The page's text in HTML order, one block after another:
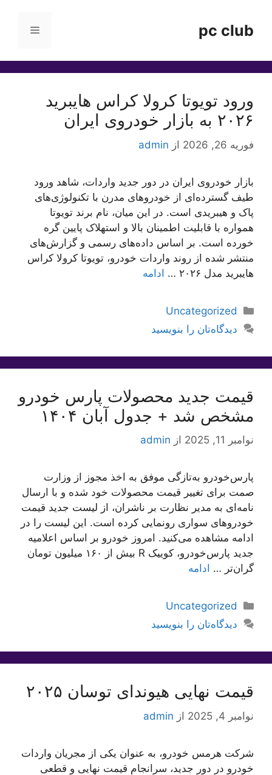
محتواpc club فهرست
ورود تویوتا کرولا کراس هایبرید
۲۰۲۶ به بازار خودروی ایران
فوریه 26, 2026 از admin
بازار خودروی ایران در دور جدید واردات، شاهد ورود
طیف گسترده‌ای از خودروهای مدرن با تکنولوژی‌های
پاک و هیبریدی است. در این میان، نام برند تویوتا
همواره با قابلیت اطمینان بالا و استهلاک پایین گره
خورده است. بر اساس داده‌های رسمی و گزارش‌های
منتشر شده از روند واردات خودرو، تویوتا کرولا کراس
هایبرید مدل ۲۰۲۶ …
ادامه
دسته‌ها
Uncategorized
دیدگاه‌تان را بنویسید
قیمت جدید محصولات پارس خودرو
مشخص شد + جدول آبان ۱۴۰۴
نوامبر 11, 2025 از admin
پارس‌خودرو به‌تازگی موفق به اخذ مجوز از وزارت
صمت برای تغییر قیمت محصولات خود شده و با ارسال
نامه‌ای به مدیر نظارت بر ناشران، از لیست جدید قیمت
خودروهای سواری رونمایی کرده است. این لیست را در
ادامه مشاهده می‌کنید. امروز خودرو بر اساس اعلامیه
جدید پارس‌خودرو، کوییک R بیش از ۱۶۰ میلیون تومان
گران‌تر … ادامه
دسته‌ها
Uncategorized
دیدگاه‌تان را بنویسید
قیمت نهایی هیوندای توسان ۲۰۲۵
نوامبر 4, 2025 از admin
شرکت هرمس خودرو، به عنوان یکی از مجریان واردات
خودرو در دور جدید، سرانجام قیمت نهایی و قطعی